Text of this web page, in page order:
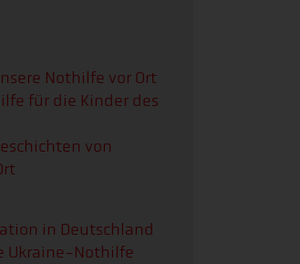
Nothilfe vor Ort
für die Kinder des
von
in Deutschland
Ukraine-Nothilfe